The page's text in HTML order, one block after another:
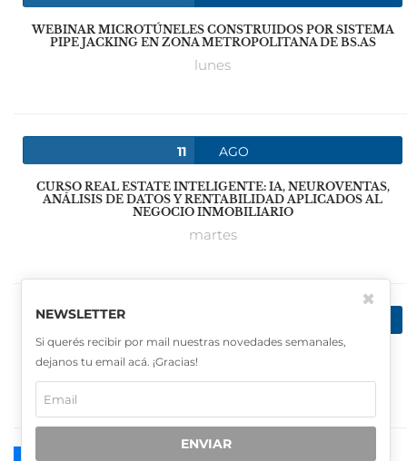
WEBINAR MICROTÚNELES CONSTRUIDOS POR SISTEMA
PIPE JACKING EN ZONA METROPOLITANA DE BS.AS
lunes
11 AGO
CURSO REAL ESTATE INTELIGENTE: IA, NEUROVENTAS,
ANÁLISIS DE DATOS Y RENTABILIDAD APLICADOS AL
NEGOCIO INMOBILIARIO
martes
CURSO OPERADOR DE MIXER ENTRENADO
lunes
NEWSLETTER
Si querés recibir por mail nuestras novedades semanales,
dejanos tu email acá. ¡Gracias!
ENVIAR
✖